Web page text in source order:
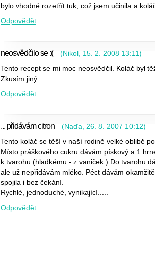
bylo vhodné rozetřít tuk, což jsem učinila a
Odpovědět
neosvědčilo se :( (Nikol 15. 2. 2008 13:11)
Tento recept se mi moc neosvědčil. Koláč byl
Zkusím jiný.
Odpovědět
... přidávám citron (Naďa 26. 8. 2007 10:12)
Tento koláč se těší v naší rodině velké oblibě
Místo práškového cukru dávám pískový a 1
k tvarohu (hladkému - z vaniček.) Do tvarohu
ale už nepřidávám mléko. Péct dávám
spojila i bez čekání.
Rychlé, jednoduché, vynikající.....
Odpovědět